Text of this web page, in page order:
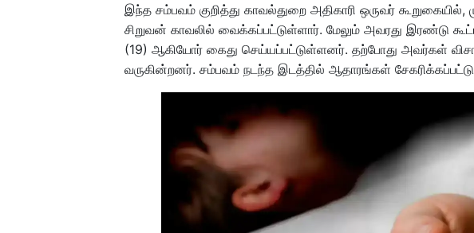
இந்த சம்பவம் குறித்து காவல்துறை அதிகாரி ஒருவர்
சிறுவன் காவலில் வைக்கப்பட்டுள்ளார். மேலும் அவரது இரண்டு
(19) ஆகியோர் கைது செய்யப்பட்டுள்ளனர். தற்போது அவர்கள்
வருகின்றனர். சம்பவம் நடந்த இடத்தில் ஆதாரங்கள் சேகரிக்கப்பட்டு